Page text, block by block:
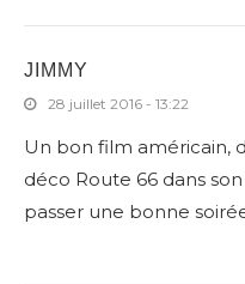
JIMMY
28 juillet 2016 - 13:22
Un bon film américain,
déco Route 66 dans
passer une bonne